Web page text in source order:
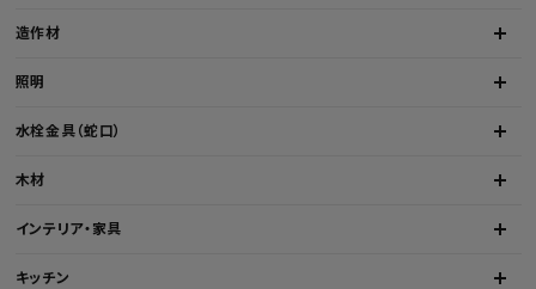
造作材
照明
水栓金具（蛇口）
木材
インテリア・家具
キッチン